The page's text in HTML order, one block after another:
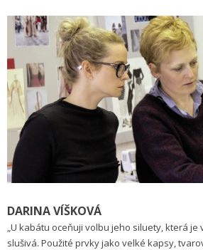
DARINA VÍŠKOVÁ
„U kabátu oceňuji volbu jeho siluety, která je
slušivá. Použité prvky jako velké kapsy,